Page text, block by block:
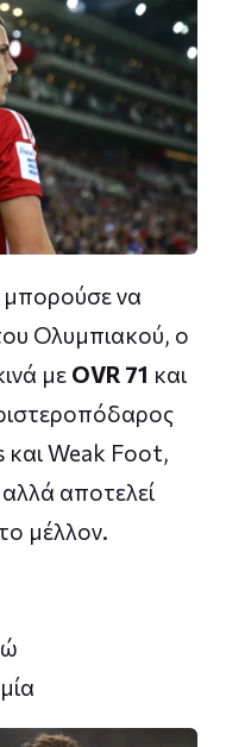
μπορούσε να
Ολυμπιακού, ο
με OVR 71 και
και Weak Foot,
αποτελεί
μέλλον.